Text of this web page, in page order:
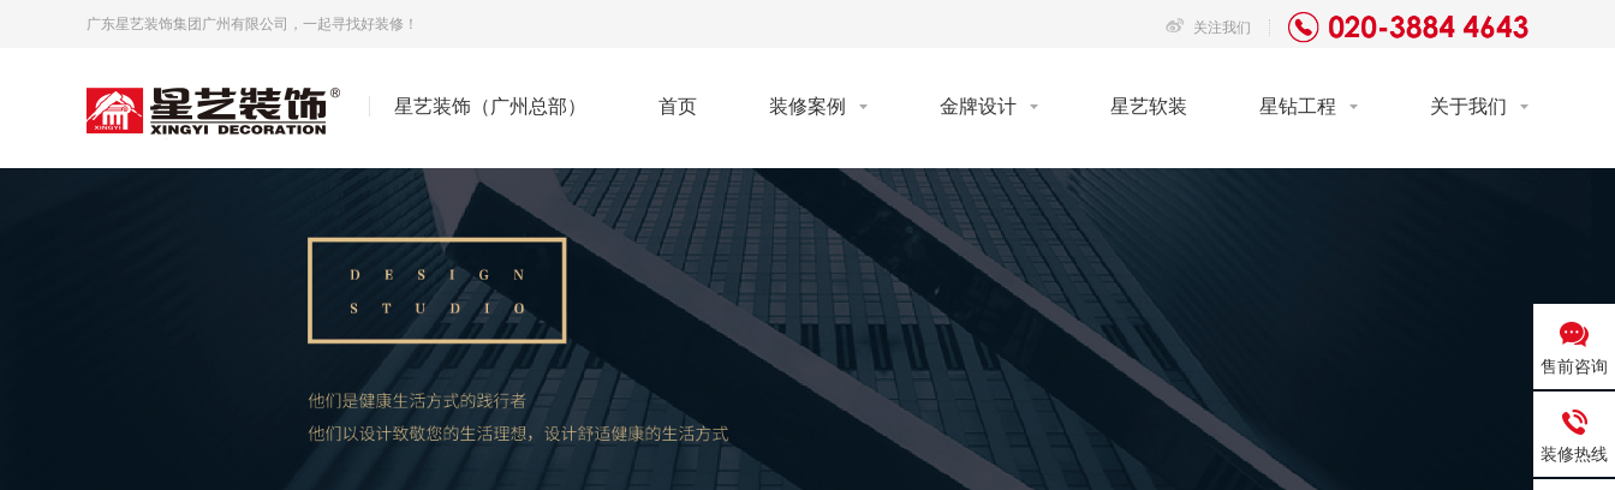
广东星艺装饰集团广州有限公司，一起寻找好装修！ 关注我们
星艺装饰（广州总部） 首页 装修案例 金牌设计 星艺软装 星钻工程 关于我们
售前咨询
装修热线